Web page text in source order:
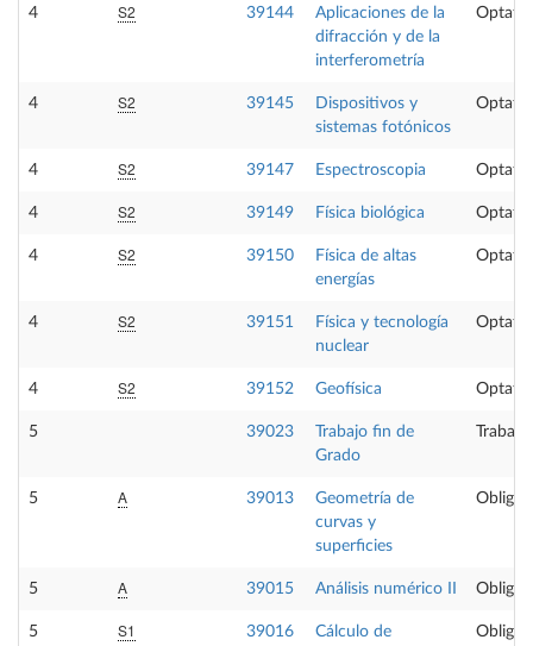
4 S2 39144
Aplicaciones de la
difracción y de la
interferometría
4 S2 39145
Dispositivos y
sistemas fotónicos
4 S2 39147 Espectroscopia
4 S2 39149 Física biológica
4 S2 39150
Física de altas
energías
4 S2 39151
Física y tecnología
nuclear
4 S2 39152 Geofísica
5 39023
Trabajo fin de
Grado
5 A 39013
Geometría de
curvas y
superficies
5 A 39015 Análisis numérico II
5 S1 39016
Cálculo de